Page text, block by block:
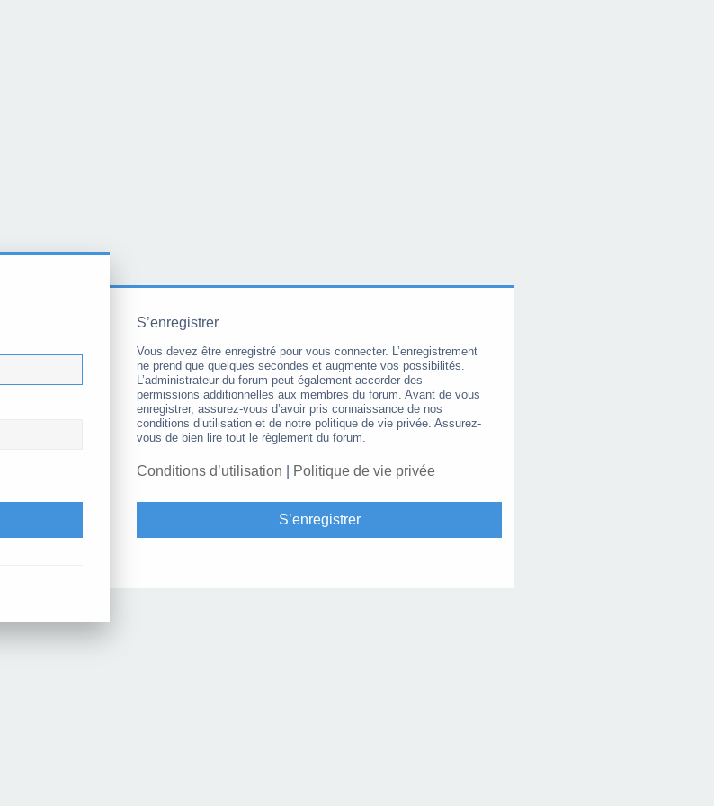
S’enregistrer
Vous devez être enregistré pour vous connecter. L’enregistrement
ne prend que quelques secondes et augmente vos possibilités.
L’administrateur du forum peut également accorder des
permissions additionnelles aux membres du forum. Avant de vous
enregistrer, assurez-vous d’avoir pris connaissance de nos
conditions d’utilisation et de notre politique de vie privée. Assurez-
vous de bien lire tout le règlement du forum.
Conditions d’utilisation Politique de vie privée
S’enregistrer